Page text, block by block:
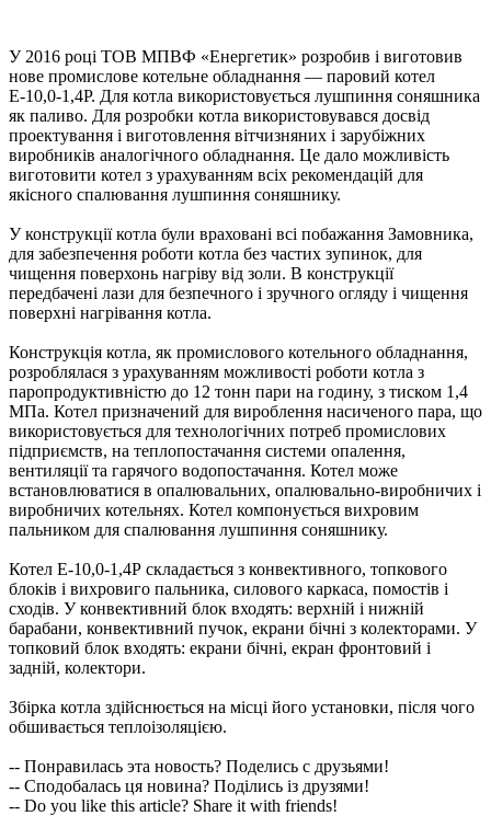
У 2016 році ТОВ МПВФ «Енергетик» розробив і виготовив
нове промислове котельне обладнання — паровий котел
Е-10,0-1,4Р. Для котла використовується лушпиння соняшника
як паливо. Для розробки котла використовувався досвід
проектування і виготовлення вітчизняних і зарубіжних
виробників аналогічного обладнання. Це дало можливість
виготовити котел з урахуванням всіх рекомендацій для
якісного спалювання лушпиння соняшнику.
У конструкції котла були враховані всі побажання Замовника,
для забезпечення роботи котла без частих зупинок, для
чищення поверхонь нагріву від золи. В конструкції
передбачені лази для безпечного і зручного огляду і чищення
поверхні нагрівання котла.
Конструкція котла, як промислового котельного обладнання,
розроблялася з урахуванням можливості роботи котла з
паропродуктивністю до 12 тонн пари на годину, з тиском 1,4
МПа. Котел призначений для вироблення насиченого пара, що
використовується для технологічних потреб промислових
підприємств, на теплопостачання системи опалення,
вентиляції та гарячого водопостачання. Котел може
встановлюватися в опалювальних, опалювально-виробничих і
виробничих котельнях. Котел компонується вихровим
пальником для спалювання лушпиння соняшнику.
Котел Е-10,0-1,4Р складається з конвективного, топкового
блоків і вихровиго пальника, силового каркаса, помостів і
сходів. У конвективний блок входять: верхній і нижній
барабани, конвективний пучок, екрани бічні з колекторами. У
топковий блок входять: екрани бічні, екран фронтовий і
задній, колектори.
Збірка котла здійснюється на місці його установки, після чого
обшивається теплоізоляцією.
-- Понравилась эта новость? Поделись с друзьями!
-- Сподобалась ця новина? Поділись із друзями!
-- Do you like this article? Share it with friends!